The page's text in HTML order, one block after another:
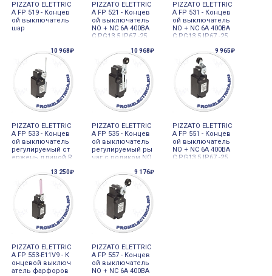
PIZZATO ELETTRIC
A FP 519 - Концев
ой выключатель
шар
PIZZATO ELETTRIC
A FP 521 - Концев
ой выключатель
NO + NC 6А 400ВA
C PG13,5 IP67 -25
PIZZATO ELETTRIC
A FP 531 - Концев
ой выключатель
NO + NC 6А 400ВA
C PG13,5 IP67 -25
10 968₽
PIZZATO ELETTRIC
A FP 533 - Концев
ой выключатель
регулируемый ст
ержень длиной R
10 968₽
PIZZATO ELETTRIC
A FP 535 - Концев
ой выключатель
регулируемый ры
чаг с роликом NO
9 965₽
PIZZATO ELETTRIC
A FP 551 - Концев
ой выключатель
NO + NC 6А 400ВA
C PG13,5 IP67 -25
13 250₽
PIZZATO ELETTRIC
A FP 553-E11V9 - К
онцевой выключ
атель фарфоров
9 176₽
PIZZATO ELETTRIC
A FP 557 - Концев
ой выключатель
NO + NC 6А 400ВA